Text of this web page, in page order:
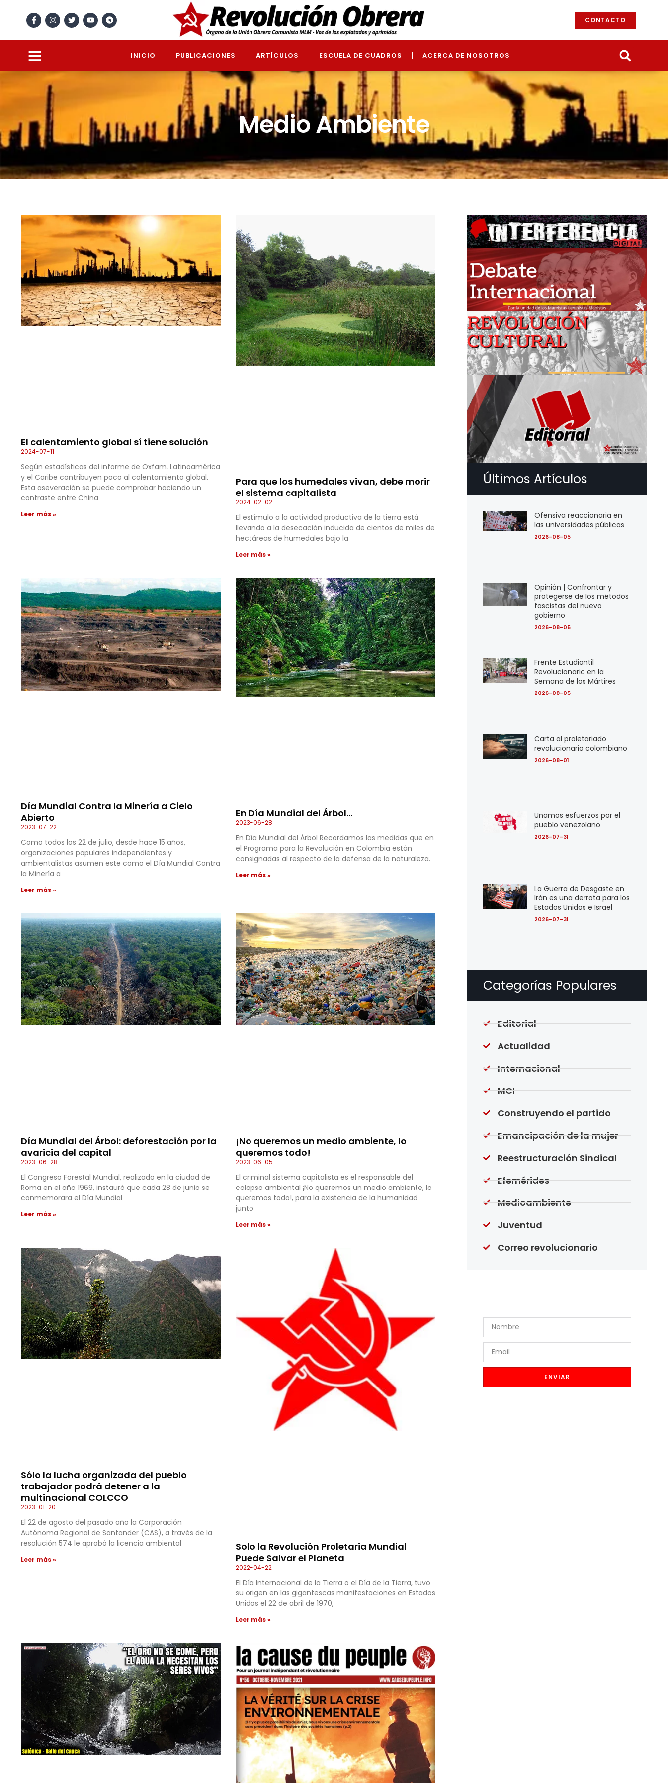
CONTACTO
INICIO PUBLICACIONES ARTÍCULOS ESCUELA DE CUADROS ACERCA DE NOSOTROS
Medio Ambiente
El calentamiento global sí tiene solución
2024-07-11
Según estadísticas del informe de Oxfam, Latinoamérica
y el Caribe contribuyen poco al calentamiento global.
Esta aseveración se puede comprobar haciendo un
contraste entre China
Leer más »
Para que los humedales vivan, debe morir
el sistema capitalista
2024-02-02
El estímulo a la actividad productiva de la tierra está
llevando a la desecación inducida de cientos de miles de
hectáreas de humedales bajo la
Leer más »
Día Mundial Contra la Minería a Cielo
Abierto
2023-07-22
Como todos los 22 de julio, desde hace 15 años,
organizaciones populares independientes y
ambientalistas asumen este como el Día Mundial Contra
la Minería a
Leer más »
En Día Mundial del Árbol…
2023-06-28
En Día Mundial del Árbol Recordamos las medidas que en
el Programa para la Revolución en Colombia están
consignadas al respecto de la defensa de la naturaleza.
Leer más »
Día Mundial del Árbol: deforestación por la
avaricia del capital
2023-06-28
El Congreso Forestal Mundial, realizado en la ciudad de
Roma en el año 1969, instauró que cada 28 de junio se
conmemorara el Día Mundial
Leer más »
¡No queremos un medio ambiente, lo
queremos todo!
2023-06-05
El criminal sistema capitalista es el responsable del
colapso ambiental ¡No queremos un medio ambiente, lo
queremos todo!, para la existencia de la humanidad
junto
Leer más »
Sólo la lucha organizada del pueblo
trabajador podrá detener a la
multinacional COLCCO
2023-01-20
El 22 de agosto del pasado año la Corporación
Autónoma Regional de Santander (CAS), a través de la
resolución 574 le aprobó la licencia ambiental
Leer más »
Solo la Revolución Proletaria Mundial
Puede Salvar el Planeta
2022-04-22
El Día Internacional de la Tierra o el Día de la Tierra, tuvo
su origen en las gigantescas manifestaciones en Estados
Unidos el 22 de abril de 1970,
Leer más »
Últimos Artículos
Ofensiva reaccionaria en
las universidades públicas
2026-08-05
Opinión | Confrontar y
protegerse de los métodos
fascistas del nuevo
gobierno
2026-08-05
Frente Estudiantil
Revolucionario en la
Semana de los Mártires
2026-08-05
Carta al proletariado
revolucionario colombiano
2026-08-01
Unamos esfuerzos por el
pueblo venezolano
2026-07-31
La Guerra de Desgaste en
Irán es una derrota para los
Estados Unidos e Israel
2026-07-31
Categorías Populares
Editorial
Actualidad
Internacional
MCI
Construyendo el partido
Emancipación de la mujer
Reestructuración Sindical
Efemérides
Medioambiente
Juventud
Correo revolucionario
ENVIAR